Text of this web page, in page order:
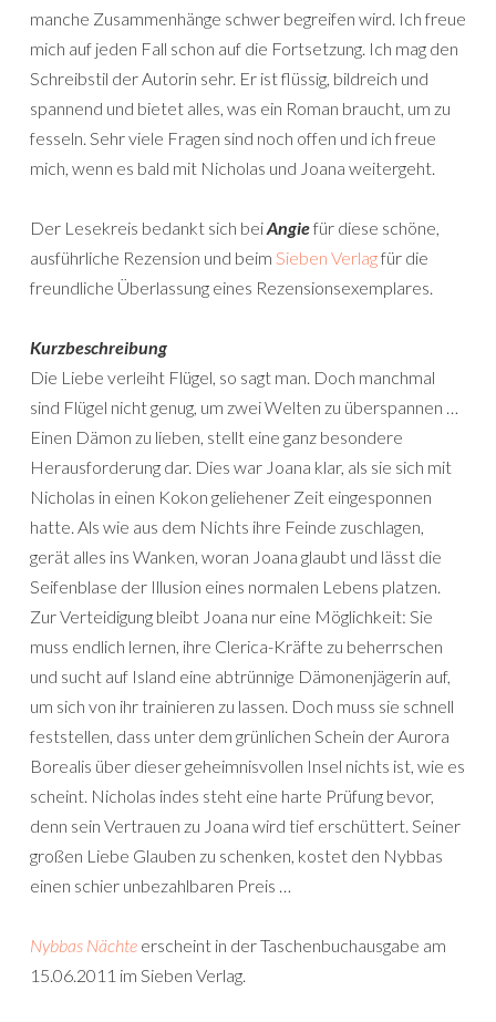
manche Zusammenhänge schwer begreifen wird. Ich freue
mich auf jeden Fall schon auf die Fortsetzung. Ich mag den
Schreibstil der Autorin sehr. Er ist flüssig, bildreich und
spannend und bietet alles, was ein Roman braucht, um zu
fesseln. Sehr viele Fragen sind noch offen und ich freue
mich, wenn es bald mit Nicholas und Joana weitergeht.
Der Lesekreis bedankt sich beiAngiefür diese schöne,
ausführliche Rezension und beim Sieben Verlagfür die
freundliche Überlassung eines Rezensionsexemplares.
Kurzbeschreibung
Die Liebe verleiht Flügel, so sagt man. Doch manchmal
sind Flügel nicht genug, um zwei Welten zu überspannen …
Einen Dämon zu lieben, stellt eine ganz besondere
Herausforderung dar. Dies war Joana klar, als sie sich mit
Nicholas in einen Kokon geliehener Zeit eingesponnen
hatte. Als wie aus dem Nichts ihre Feinde zuschlagen,
gerät alles ins Wanken, woran Joana glaubt und lässt die
Seifenblase der Illusion eines normalen Lebens platzen.
Zur Verteidigung bleibt Joana nur eine Möglichkeit: Sie
muss endlich lernen, ihre Clerica-Kräfte zu beherrschen
und sucht auf Island eine abtrünnige Dämonenjägerin auf,
um sich von ihr trainieren zu lassen. Doch muss sie schnell
feststellen, dass unter dem grünlichen Schein der Aurora
Borealis über dieser geheimnisvollen Insel nichts ist, wie es
scheint. Nicholas indes steht eine harte Prüfung bevor,
denn sein Vertrauen zu Joana wird tief erschüttert. Seiner
großen Liebe Glauben zu schenken, kostet den Nybbas
einen schier unbezahlbaren Preis …
Nybbas Nächte erscheint in der Taschenbuchausgabe am
15.06.2011 im Sieben Verlag.